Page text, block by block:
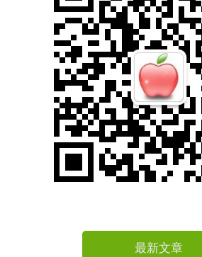
最新文章